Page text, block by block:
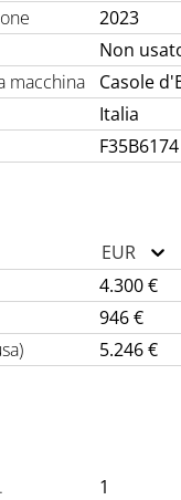
2023
Non
macchina
Casole
Italia
F35B6174
EUR
4.300 €
946 €
5.246 €
1